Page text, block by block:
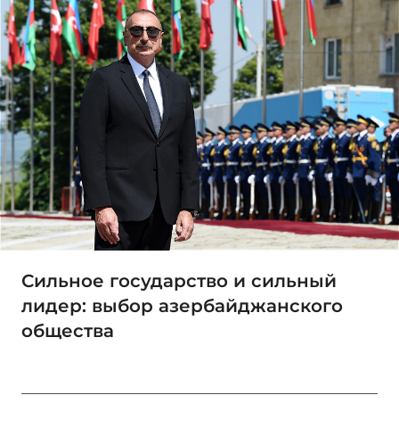
Сильное государство и сильный
лидер: выбор азербайджанского
общества